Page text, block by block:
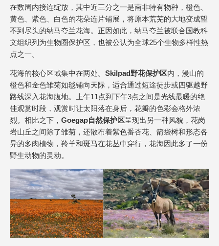
在数周内接连绽放，其中近三分之一是南非特有物种，橙色、
黄色、紫色、白色的花朵连片铺展，将原本荒芜的大地变成望
不到尽头的纳马夸兰花海。正因如此，纳马夸兰被联合国教科
文组织列为生物圈保护区，也被公认为全球25个生物多样性热
点之一。
花海的核心区域集中在两处。 Skilpad野花保护区内，漫山的
橙色和金色雏菊如毯铺向天际，适合通过短途徒步或四驱越野
路线深入花海腹地。上午11点到下午3点之间是光线最暖的绝
佳观赏时段，观赏时让太阳落在身后，花瓣的色彩会格外浓
烈。相比之下， Goegap自然保护区呈现出另一种风貌，花岗
岩山丘之间除了雏菊，还散布着紫色番杏花、箭袋树和形态各
异的多肉植物，羚羊和斑马在花丛中穿行，花海因此多了一份
野生动物的灵动。